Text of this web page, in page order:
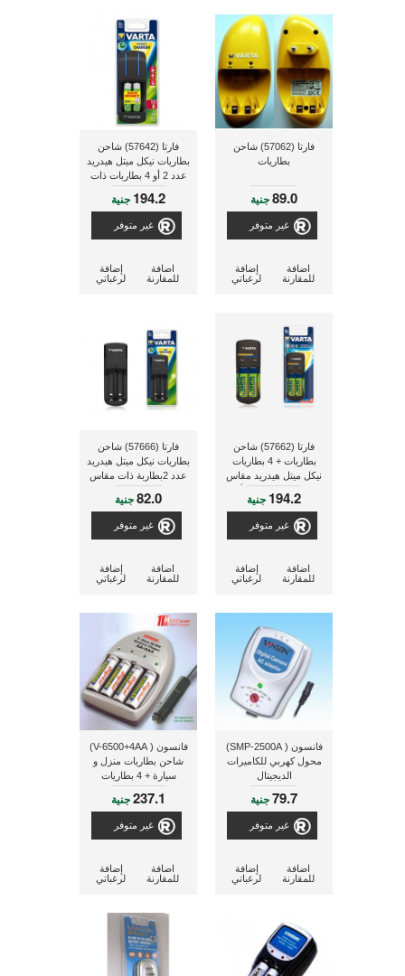
فارتا (57062) شاحن
بطاريات
89.0جنية
غير متوفر
إضافة
لرغباتي
اضافة
للمقارنة
فارتا (57642) شاحن
بطاريات نيكل ميتل هيدريد
عدد 2 أو 4 بطاربات ذات
مقاس AA/AAA و مزود
بعدد 4 بطاريات مقاس
194.2 جنية
غير متوفر
إضافة
لرغباتي
اضافة
للمقارنة
فارتا (57662) شاحن
بطاريات + 4 بطاريات
نيكل ميتل هيدريد مقاس
194.2 جنية
غير متوفر
إضافة
لرغباتي
اضافة
للمقارنة
فارتا (57666) شاحن
بطاريات نيكل ميتل هيدريد
عدد 2بطاربة ذات مقاس
AA/AAA
82.0جنية
غير متوفر
إضافة
لرغباتي
اضافة
للمقارنة
فانسون ( SMP-2500A)
محول كهربي للكاميرات
الديجيتال
79.7جنية
غير متوفر
إضافة
لرغباتي
اضافة
للمقارنة
فانسون ( V-6500+4AA)
شاحن بطاريات منزل و
سيارة + 4 بطاريات
237.1جنية
غير متوفر
إضافة
لرغباتي
اضافة
للمقارنة